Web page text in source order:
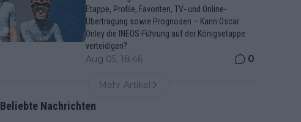
Etappe, Profile, Favoriten, TV- und Online-
Übertragung sowie Prognosen – Kann Oscar
Onley die INEOS-Führung auf der Königsetappe
verteidigen?
Aug 05, 18:46 0
Mehr Artikel
Beliebte Nachrichten